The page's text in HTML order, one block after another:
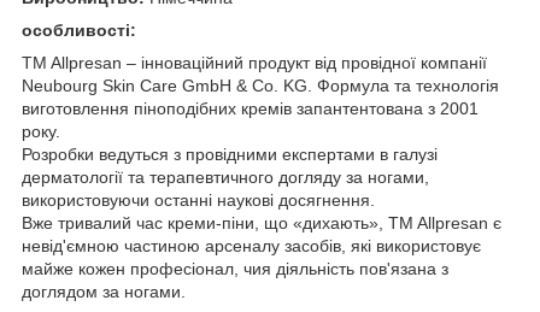
особливості:
TM Allpresan – інноваційний продукт від провідної компанії
Neubourg Skin Care GmbH & Co. KG. Формула та технологія
виготовлення піноподібних кремів запантентована з 2001
року.
Розробки ведуться з провідними експертами в галузі
дерматології та терапевтичного догляду за ногами,
використовуючи останні наукові досягнення.
Вже тривалий час креми-піни, що «дихають», TM Allpresan є
невід'ємною частиною арсеналу засобів, які використовує
майже кожен професіонал, чия діяльність пов'язана з
доглядом за ногами.